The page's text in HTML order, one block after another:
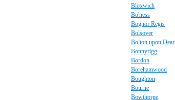
Bloxwich
Bo'ness
Bognor Regis
Bolsover
Bolton upon
Bonnyrigg
Bordon
Borehamwood
Boughton
Bourne
Bowthorpe